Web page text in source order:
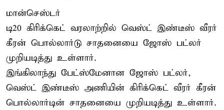
மான்செஸ்டர்
டி20 கிரிக்கெட் வரலாற்றில் வெஸ்ட் இண்டீஸ் வீரர்
கீரன் பொல்லார்டு சாதனையை ஜோஸ் பட்லர்
முறியடித்து உள்ளார்.
இங்கிலாந்து பேட்ஸ்மேனான ஜோஸ் பட்லர்,
வெஸ்ட் இண்டீஸ் அணியின் கிரிக்கெட் வீரர் கீரன்
பொல்லார்டின் சாதனையை முறியடித்து உள்ளார்.